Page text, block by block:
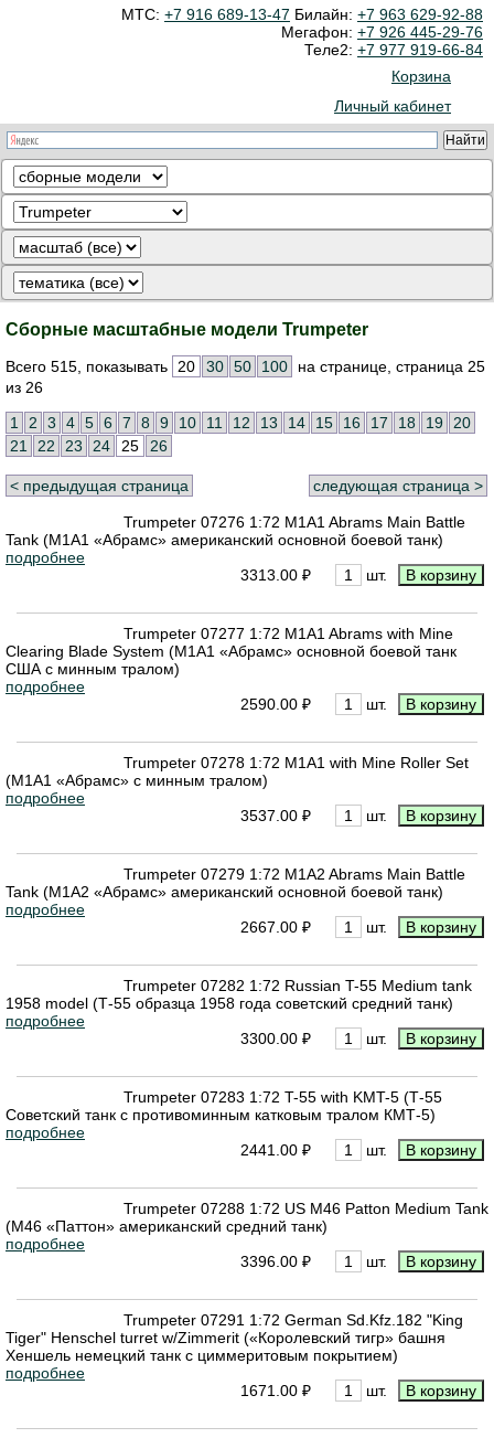
МТС: +7 916 689-13-47 Билайн: +7 963 629-92-88
Мегафон: +7 926 445-29-76
Теле2: +7 977 919-66-84
Корзина
Личный кабинет
Сборные масштабные модели Trumpeter
Всего 515, показывать 20 30 50 100
на странице, страница 25
из 26
1
2 3 4 5 6 7 8 9 10 11 12 13 14 15 16 17 18 19
20
21
22 23 24 25 26
< предыдущая страница следующая страница >
Trumpeter 07276 1:72 M1A1 Abrams Main Battle
Tank (М1А1 «Абрамс» американский основной боевой танк)
подробнее
3313.00 ₽
шт.
Trumpeter 07277 1:72 M1A1 Abrams with Mine
Clearing Blade System (М1А1 «Абрамс» основной боевой танк
США с минным тралом)
подробнее
2590.00 ₽
шт.
Trumpeter 07278 1:72 M1A1 with Mine Roller Set
(M1A1 «Абрамс» с минным тралом)
подробнее
3537.00 ₽
шт.
Trumpeter 07279 1:72 M1A2 Abrams Main Battle
Tank (М1А2 «Абрамс» американский основной боевой танк)
подробнее
2667.00 ₽
шт.
Trumpeter 07282 1:72 Russian T-55 Medium tank
1958 model (Т-55 образца 1958 года советский средний танк)
подробнее
3300.00 ₽
шт.
Trumpeter 07283 1:72 T-55 with KMT-5 (Т-55
Советский танк с противоминным катковым тралом КМТ-5)
подробнее
2441.00 ₽
шт.
Trumpeter 07288 1:72 US М46 Patton Medium Tank
(M46 «Паттон» американский средний танк)
подробнее
3396.00 ₽
шт.
Trumpeter 07291 1:72 German Sd.Kfz.182 "King
Tiger" Henschel turret w/Zimmerit («Королевский тигр» башня
Хеншель немецкий танк с циммеритовым покрытием)
подробнее
1671.00 ₽
шт.